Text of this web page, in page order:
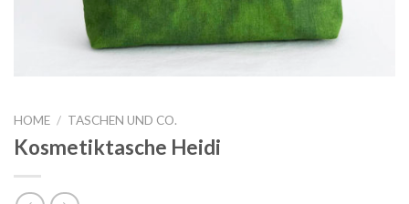
HOME / TASCHEN UND CO.
Kosmetiktasche Heidi